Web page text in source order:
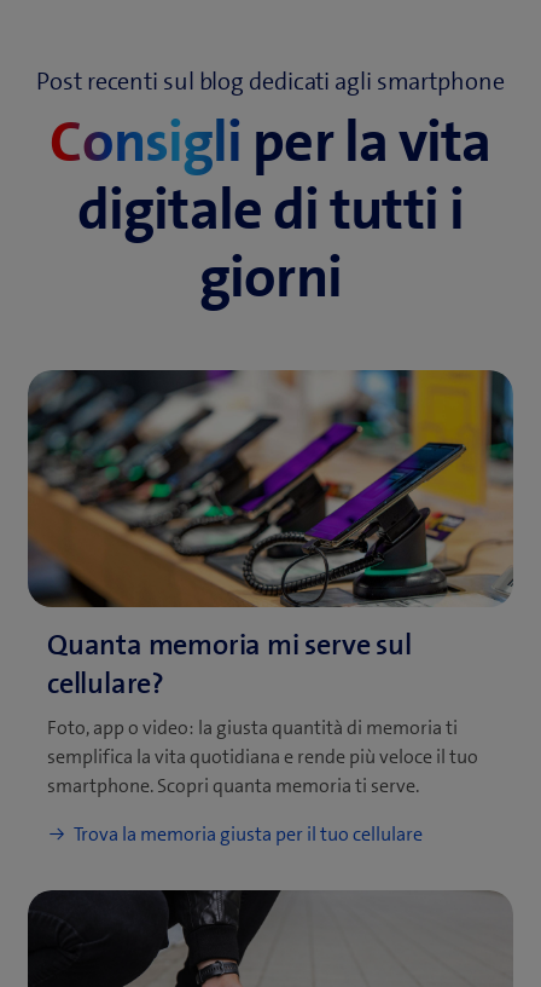
Post recenti sul blog dedicati agli smartphone
Consigli per la vita
digitale di tutti i
giorni
Foto, app o video: la giusta quantità di memoria ti
semplifica la vita quotidiana e rende più veloce il tuo
smartphone. Scopri quanta memoria ti serve.